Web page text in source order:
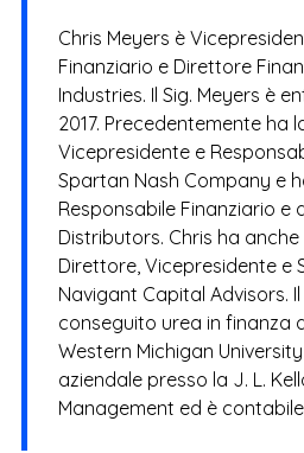
Chris Meyers è
Finanziario e Direttore
Industries. Il Sig. Meyers è
2017. Precedentemente ha
Vicepresidente e
Spartan Nash Company e
Responsabile Finanziario e
Distributors. Chris ha
Direttore, Vicepresidente e
Navigant Capital Advisors. Il
conseguito urea in finanza
Western Michigan
aziendale presso la J. L.
Management ed è